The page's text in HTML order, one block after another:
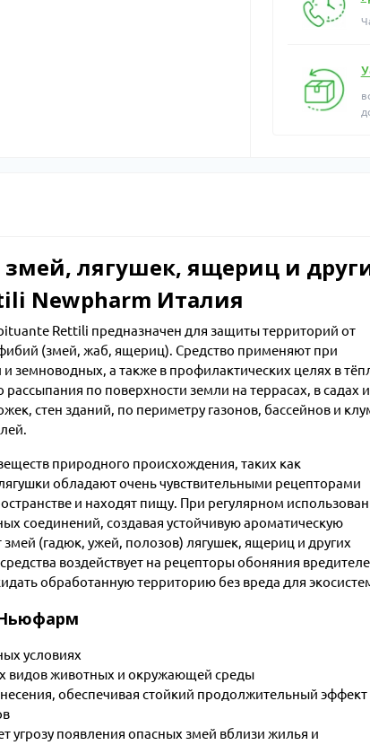
змей, лягушек, ящериц и
Newpharm Италия
Rettili предназначен для защиты территорий от
(змей, жаб, ящериц). Средство применяют при
земноводных, а также в профилактических целях в
по поверхности земли на террасах, в садах и
стен зданий, по периметру газонов, бассейнов и
природного происхождения, таких как
обладают очень чувствительными рецепторами
и находят пищу. При регулярном
соединений, создавая устойчивую ароматическую
(гадюк, ужей, полозов) лягушек, ящериц и других
воздействует на рецепторы обоняния
обработанную территорию без вреда для
условиях
видов животных и окружающей среды
обеспечивая стойкий продолжительный эффект
угрозу появления опасных змей вблизи жилья и